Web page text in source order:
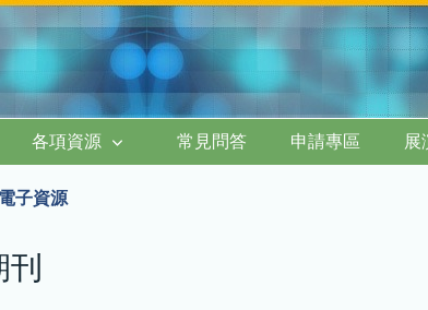
各項資源 常見問答 申請專區 展
電子資源
刊